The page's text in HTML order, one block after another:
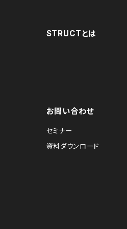
STRUCTとは
お問い合わせ
セミナー
資料ダウンロード